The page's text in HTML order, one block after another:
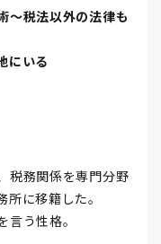
税法以外の法律も
にいる
税務関係を専門分野
に移籍した。
う性格。